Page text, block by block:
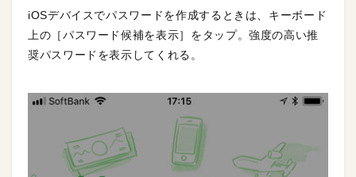
iOSデバイスでパスワードを作成するときは、キーボード
上の［パスワード候補を表示］をタップ。強度の高い推
奨パスワードを表示してくれる。